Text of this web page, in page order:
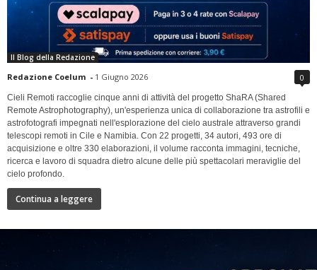
Il Blog della Redazione
Redazione Coelum - 1 Giugno 2026 0
Cieli Remoti raccoglie cinque anni di attività del progetto ShaRA (Shared
Remote Astrophotography), un'esperienza unica di collaborazione tra astrofili e
astrofotografi impegnati nell'esplorazione del cielo australe attraverso grandi
telescopi remoti in Cile e Namibia. Con 22 progetti, 34 autori, 493 ore di
acquisizione e oltre 330 elaborazioni, il volume racconta immagini, tecniche,
ricerca e lavoro di squadra dietro alcune delle più spettacolari meraviglie del
cielo profondo.
Continua a leggere